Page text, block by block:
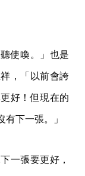
使喚。」也是
，「以前會誇
好！但現在的
下一張。」
一張要更好，